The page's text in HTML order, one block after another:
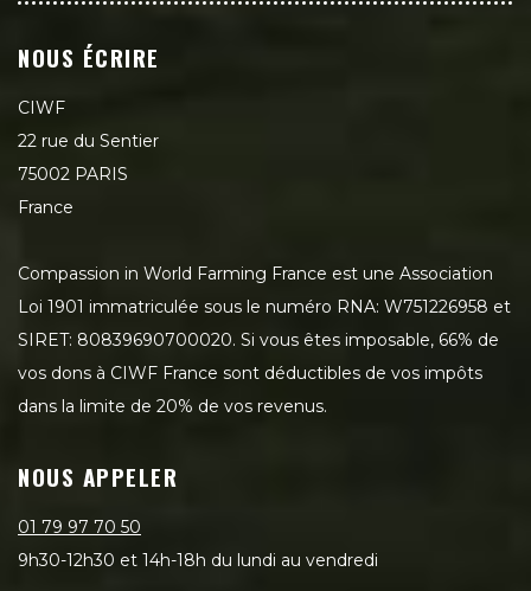
NOUS ÉCRIRE
CIWF
22 rue du Sentier
75002 PARIS
France
Compassion in World Farming France est une Association
Loi 1901 immatriculée sous le numéro RNA: W751226958 et
SIRET: 80839690700020. Si vous êtes imposable, 66% de
vos dons à CIWF France sont déductibles de vos impôts
dans la limite de 20% de vos revenus.
NOUS APPELER
01 79 97 70 50
9h30-12h30 et 14h-18h du lundi au vendredi